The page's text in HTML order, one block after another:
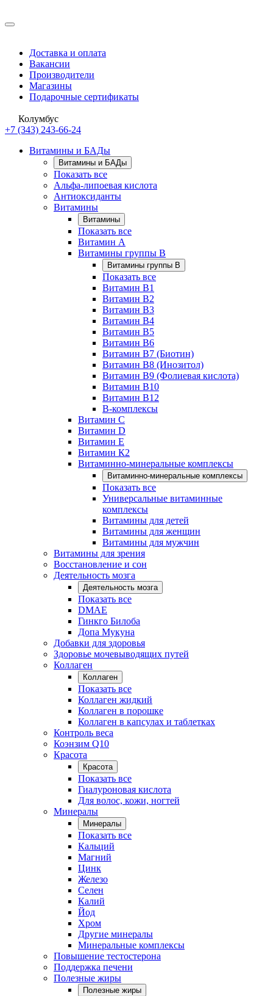
Доставка и оплата
Вакансии
Производители
Магазины
Подарочные сертификаты
Колумбус
+7 (343) 243-66-24
Витамины и БАДы
Витамины и БАДы
Показать все
Альфа-липоевая кислота
Антиоксиданты
Витамины
Витамины
Показать все
Витамин A
Витамины группы B
Витамины группы B
Показать все
Витамин B1
Витамин B2
Витамин B3
Витамин B4
Витамин B5
Витамин B6
Витамин B7 (Биотин)
Витамин B8 (Инозитол)
Витамин B9 (Фолиевая кислота)
Витамин B10
Витамин B12
B-комплексы
Витамин C
Витамин D
Витамин E
Витамин К2
Витаминно-минеральные комплексы
Витаминно-минеральные комплексы
Показать все
Универсальные витаминные
комплексы
Витамины для детей
Витамины для женщин
Витамины для мужчин
Витамины для зрения
Восстановление и сон
Деятельность мозга
Деятельность мозга
Показать все
DMAE
Гинкго Билоба
Допа Мукуна
Добавки для здоровья
Здоровье мочевыводящих путей
Коллаген
Коллаген
Показать все
Коллаген жидкий
Коллаген в порошке
Коллаген в капсулах и таблетках
Контроль веса
Коэнзим Q10
Красота
Красота
Показать все
Гиалуроновая кислота
Для волос, кожи, ногтей
Минералы
Минералы
Показать все
Кальций
Магний
Цинк
Железо
Селен
Калий
Йод
Хром
Другие минералы
Минеральные комплексы
Повышение тестостерона
Поддержка печени
Полезные жиры
Полезные жиры